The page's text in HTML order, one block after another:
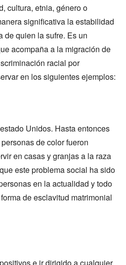
cultura, etnia, género o
significativa la estabilidad
de quien la sufre. Es un
acompaña a la migración de
racial por
en los siguientes ejemplos:
Unidos. Hasta entonces
de color fueron
en casas y granjas a la raza
este problema social ha sido
en la actualidad y todo
de esclavitud matrimonial